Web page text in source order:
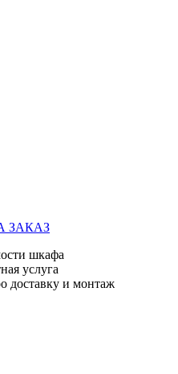
ЗАКАЗ
шкафа
услуга
доставку и монтаж